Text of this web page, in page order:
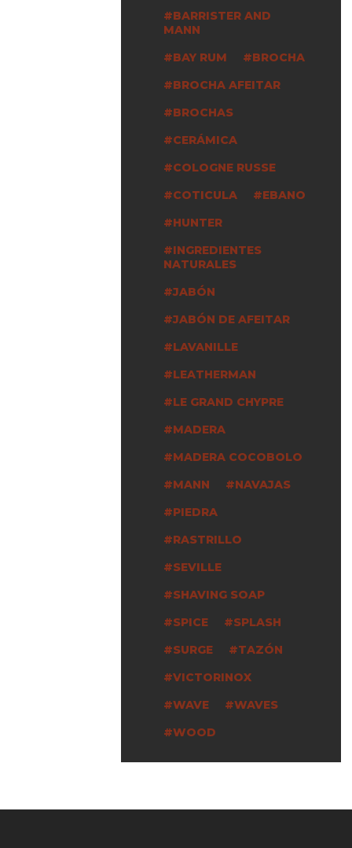
BARRISTER AND
MANN
BAY RUM
BROCHA
BROCHA AFEITAR
BROCHAS
CERÁMICA
COLOGNE RUSSE
COTICULA
EBANO
HUNTER
INGREDIENTES
NATURALES
JABÓN
JABÓN DE AFEITAR
LAVANILLE
LEATHERMAN
LE GRAND CHYPRE
MADERA
MADERA COCOBOLO
MANN
NAVAJAS
PIEDRA
RASTRILLO
SEVILLE
SHAVING SOAP
SPICE
SPLASH
SURGE
TAZÓN
VICTORINOX
WAVE
WAVES
WOOD